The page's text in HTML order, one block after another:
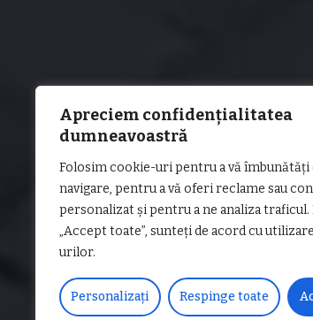
Apreciem confidențialitatea
dumneavoastră
Folosim cookie-uri pentru a vă îmbunătăți
navigare, pentru a vă oferi reclame sau
personalizat și pentru a ne analiza traficul.
„Accept toate”, sunteți de acord cu
urilor.
Personalizați Respinge toate